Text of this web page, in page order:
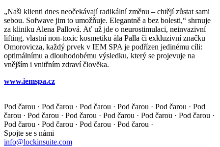
„Naši klienti dnes neočekávají radikální změnu – chtějí zůstat sami
sebou. Sofwave jim to umožňuje. Elegantně a bez bolesti,“ shrnuje
za kliniku Alena Pallová. Ať už jde o neurostimulaci, neinvazivní
lifting, vlastní non-toxic kosmetiku àla Palla či exkluzivní značku
Omorovicza, každý prvek v IEM SPA je podřízen jedinému cíli:
optimálnímu a dlouhodobému výsledku, který se projevuje na
vnějším i vnitřním zdraví člověka.
www.iemspa.cz
Pod čarou · Pod čarou · Pod čarou · Pod čarou · Pod čarou · Pod
čarou · Pod čarou · Pod čarou · Pod čarou · Pod čarou · Pod čarou ·
Pod čarou · Pod čarou · Pod čarou · Pod čarou ·
Spojte se s námi
info@lockinsuite.com